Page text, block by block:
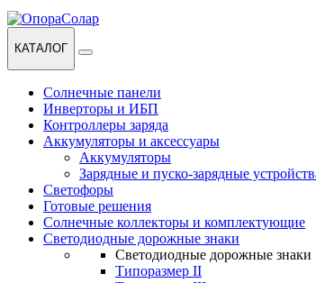
КАТАЛОГ
Солнечные панели
Инверторы и ИБП
Контроллеры заряда
Аккумуляторы и аксессуары
Аккумуляторы
Зарядные и пуско-зарядные
Светофоры
Готовые решения
Солнечные коллекторы и комплектующие
Светодиодные дорожные знаки
Светодиодные дорожные знаки
Типоразмер II